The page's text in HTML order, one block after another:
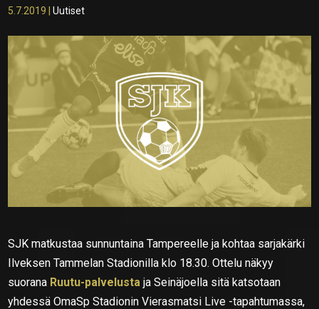
5.7.2019 |Uutiset
SJK matkustaa sunnuntaina Tampereelle ja kohtaa sarjakärki
Ilveksen Tammelan Stadionilla klo 18.30. Ottelu näkyy
suorana Ruutu-palvelusta ja Seinäjoella sitä katsotaan
yhdessä OmaSp Stadionin Vierasmatsi Live -tapahtumassa,